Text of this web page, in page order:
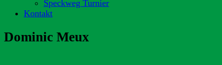
Speckweg Turnier
Kontakt
Dominic Meux